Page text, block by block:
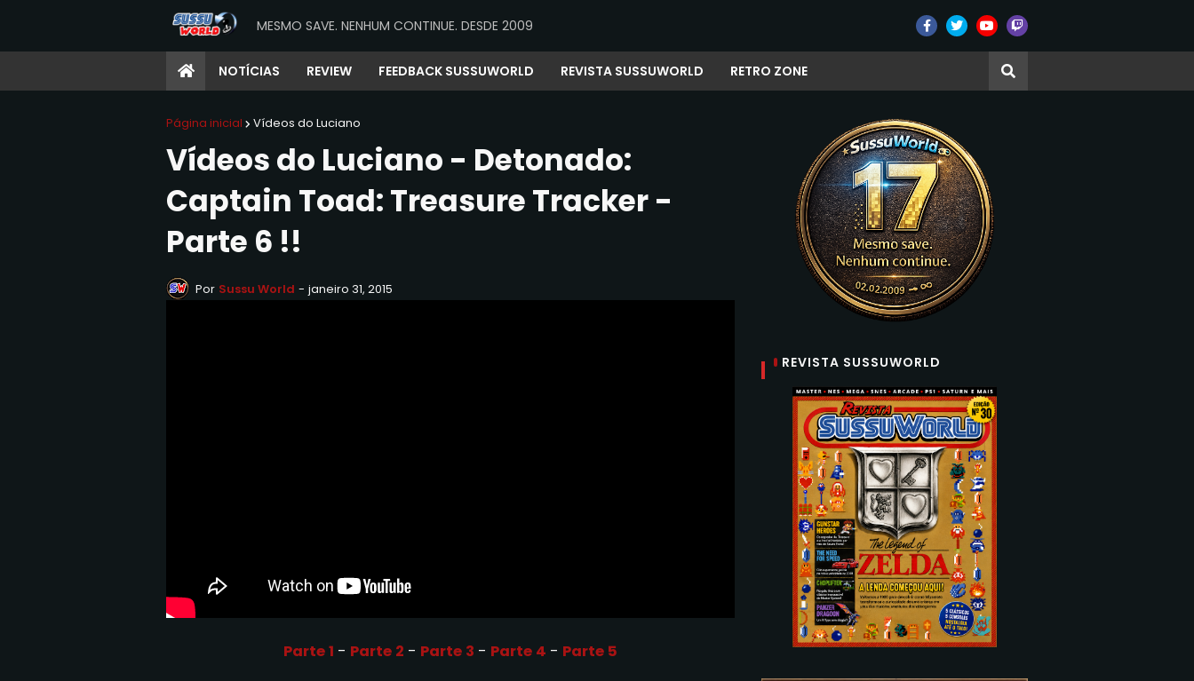
MESMO SAVE. NENHUM CONTINUE. DESDE 2009
NOTÍCIAS REVIEW FEEDBACK SUSSUWORLD REVISTA SUSSUWORLD RETRO ZONE
Página inicial Vídeos do Luciano
Vídeos do Luciano - Detonado:
Captain Toad: Treasure Tracker -
Parte 6 !!
Por Sussu World - janeiro 31, 2015
Parte 1 - Parte 2 - Parte 3 - Parte 4 - Parte 5
REVISTA SUSSUWORLD